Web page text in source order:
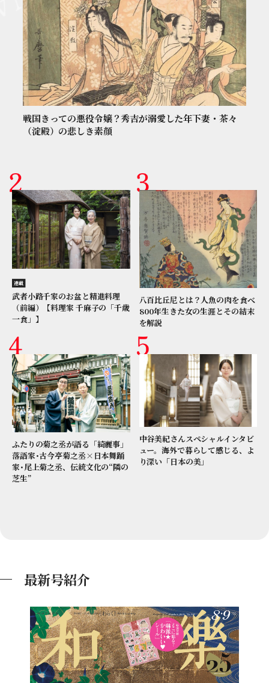
戦国きっての悪役令嬢？秀吉が溺愛した年下妻・茶々
（淀殿）の悲しき素顔
連載
武者小路千家のお盆と精進料理
（前編）【料理家 千麻子の「千歳
一食」】
八百比丘尼とは？人魚の肉を食べ
800年生きた女の生涯とその結末
を解説
ふたりの菊之丞が語る「綺麗事」
落語家･古今亭菊之丞×日本舞踊
家･尾上菊之丞、伝統文化の“隣の
芝生”
中谷美紀さんスペシャルインタビ
ュー。海外で暮らして感じる、よ
り深い「日本の美」
最新号紹介